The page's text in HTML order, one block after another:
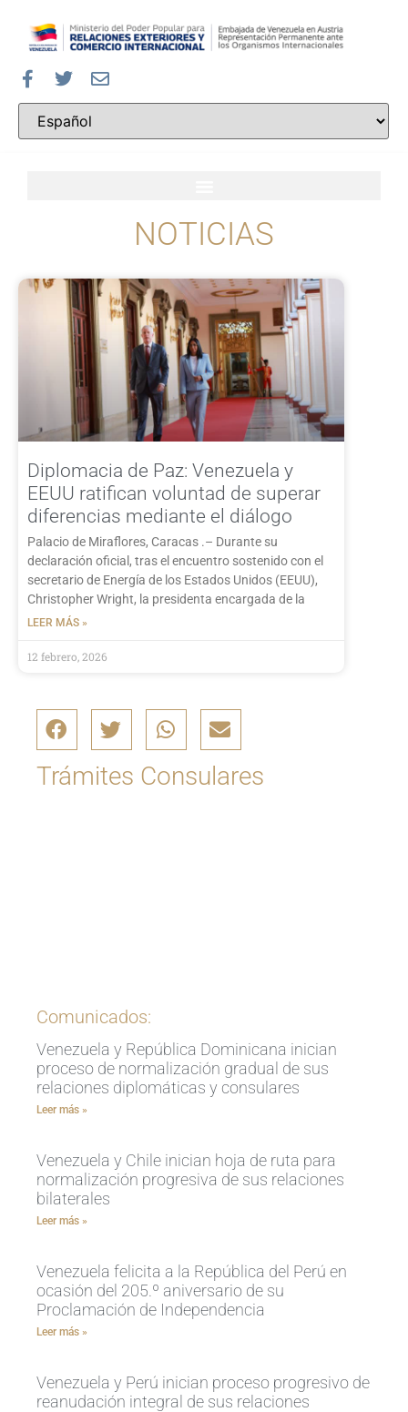
NOTICIAS
Diplomacia de Paz: Venezuela y
EEUU ratifican voluntad de superar
diferencias mediante el diálogo
Palacio de Miraflores, Caracas .– Durante su
declaración oficial, tras el encuentro sostenido con el
secretario de Energía de los Estados Unidos (EEUU),
Christopher Wright, la presidenta encargada de la
LEER MÁS »
12 febrero, 2026
Trámites Consulares
Comunicados:
Venezuela y República Dominicana inician
proceso de normalización gradual de sus
relaciones diplomáticas y consulares
Leer más »
Venezuela y Chile inician hoja de ruta para
normalización progresiva de sus relaciones
bilaterales
Leer más »
Venezuela felicita a la República del Perú en
ocasión del 205.º aniversario de su
Proclamación de Independencia
Leer más »
Venezuela y Perú inician proceso progresivo de
reanudación integral de sus relaciones